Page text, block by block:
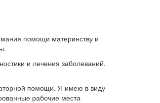
помощи материнству и
и лечения заболеваний.
помощи. Я имею в виду
рабочие места